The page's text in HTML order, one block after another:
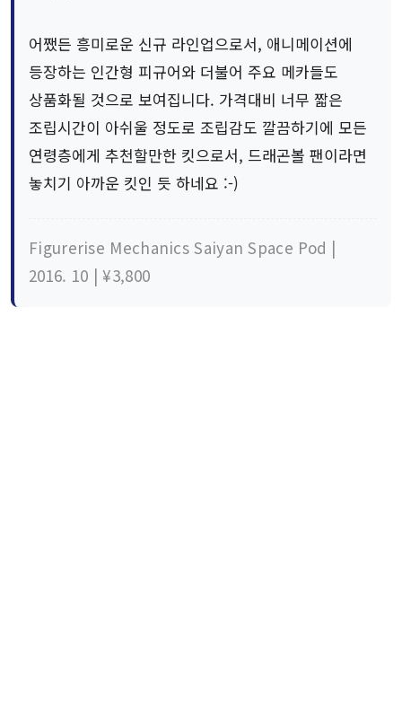
어쨌든 흥미로운 신규 라인업으로서, 애니메이션에
등장하는 인간형 피규어와 더불어 주요 메카들도
상품화될 것으로 보여집니다. 가격대비 너무 짧은
조립시간이 아쉬울 정도로 조립감도 깔끔하기에 모든
연령층에게 추천할만한 킷으로서, 드래곤볼 팬이라면
놓치기 아까운 킷인 듯 하네요 :-)
Figurerise Mechanics Saiyan Space Pod |
2016. 10 | ¥3,800